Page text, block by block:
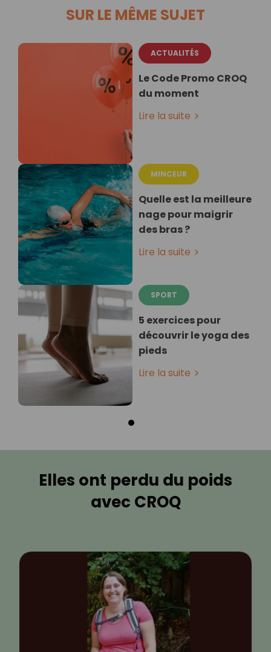
SUR LE MÊME SUJET
ACTUALITÉS
Le Code Promo CROQ
du moment
Lire la suite
MINCEUR
Quelle est la meilleure
nage pour maigrir
des bras ?
Lire la suite
SPORT
5 exercices pour
découvrir le yoga des
pieds
Lire la suite
Elles ont perdu du poids
avec CROQ